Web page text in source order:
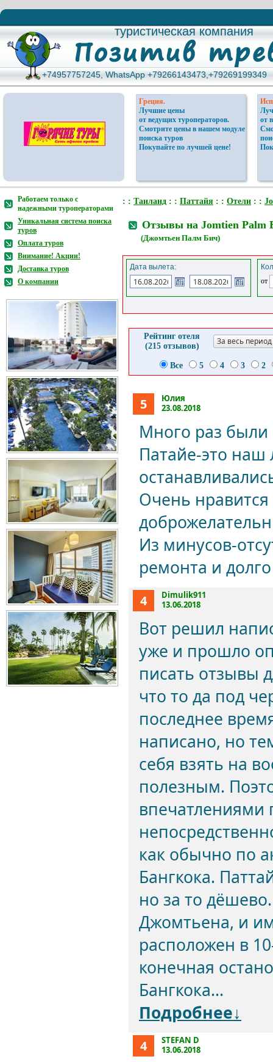
туристическая компания
туристическая компания
+74957757245, WhatsApp +79266143473,+79269199349
+74957757245, WhatsApp +79266143473,+79269199349
Греция.
Лучшие цены
от ведущих туроператоров.
Смотрите цены в нашем модуле
поиска туров
Покупайте по лучшей цене!
от
Работаем только с
надежными туроператорами
Уникальная система поиска
туров
Оплата туров
Внимание! Акции!
Доставка туров
О компании
: : Таиланд : : Паттайя : : Отели : :
Отзывы на Jomtien Palm
(Джомтьен Палм Бич)
Дата вылета:
от
Рейтинг отеля
(215 отзывов)
За весь период
Все 5 4 3 2
5
Юлия
23.08.2018
Много раз были
Патайе-это
Очень
Из минусов-
ремонта и
4
Dimulik911
13.06.2018
Вот решил
уже и прошло
писать отзывы
что то да под
последнее
написано, но
себя взять на
полезным.
впечатлениями
как обычно по
Бангкока.
но за то
Джомтьена, и
расположен в
конечная
Бангкока...
Подробнее↓
4
STEFAN D
13.06.2018